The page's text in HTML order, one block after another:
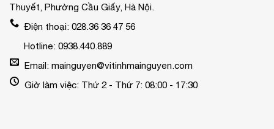
Thuyết, Phường Cầu Giấy, Hà Nội.
Điện thoại: 028.36 36 47 56
Hotline: 0938.440.889
Email: mainguyen@vitinhmainguyen.com
Giờ làm việc: Thứ 2 - Thứ 7: 08:00 - 17:30